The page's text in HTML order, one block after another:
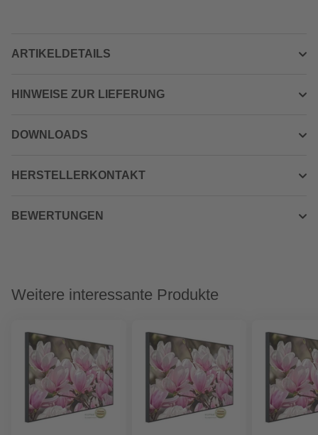
ARTIKELDETAILS
HINWEISE ZUR LIEFERUNG
DOWNLOADS
HERSTELLERKONTAKT
BEWERTUNGEN
Weitere interessante Produkte